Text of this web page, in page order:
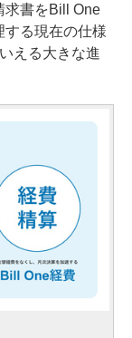
求書をBill One
する現在の仕様
える大きな進